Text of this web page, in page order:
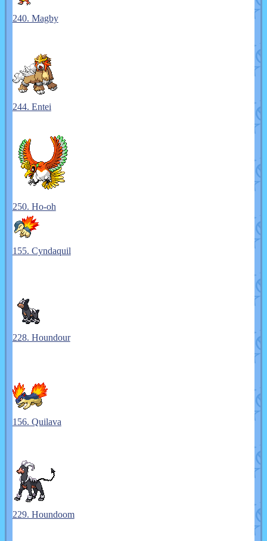
240. Magby
244. Entei
250. Ho-oh
155. Cyndaquil
228. Houndour
156. Quilava
229. Houndoom